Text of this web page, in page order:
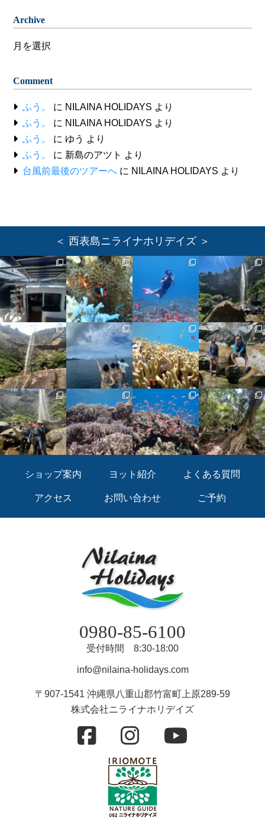
Archive
Archive
Comment
ふう。 に NILAINA HOLIDAYS より
ふう。
に NILAINA HOLIDAYS より
ふう。
に ゆう より
ふう。
に 新島のアツト より
台風前最後のツアーへ に NILAINA HOLIDAYS より
＜ 西表島ニライナホリデイズ ＞
ショップ案内 ヨット紹介 よくある質問
アクセス お問い合わせ ご予約
0980-85-6100
受付時間 8:30-18:00
info@nilaina-holidays.com
〒907-1541 沖縄県八重山郡竹富町上原289-59
株式会社ニライナホリデイズ